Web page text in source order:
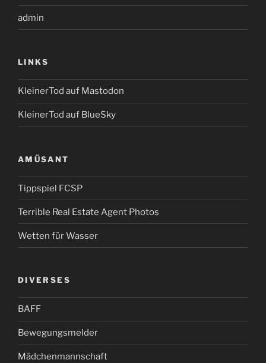
admin
LINKS
KleinerTod auf Mastodon
KleinerTod auf BlueSky
AMÜSANT
Tippspiel FCSP
Terrible Real Estate Agent Photos
Wetten für Wasser
DIVERSES
BAFF
Bewegungsmelder
Mädchenmannschaft